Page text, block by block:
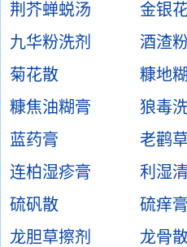
荆芥蝉蜕汤
金银
九华粉洗剂
酒渣
菊花散
糠地
糠焦油糊膏
狼毒
蓝药膏
老鹳
连柏湿疹膏
利湿
硫矾散
硫痒膏
龙胆草擦剂
龙骨